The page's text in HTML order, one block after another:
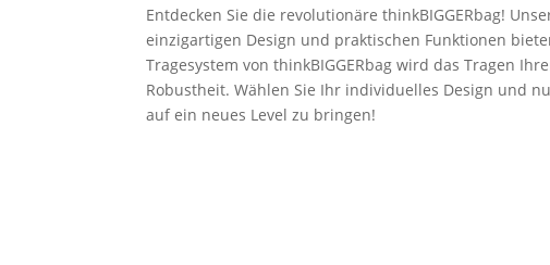
Entdecken Sie die revolutionäre thinkBIGGERbag!
einzigartigen Design und praktischen Funktionen
Tragesystem von thinkBIGGERbag wird das Tragen
Robustheit. Wählen Sie Ihr individuelles Design und
auf ein neues Level zu bringen!